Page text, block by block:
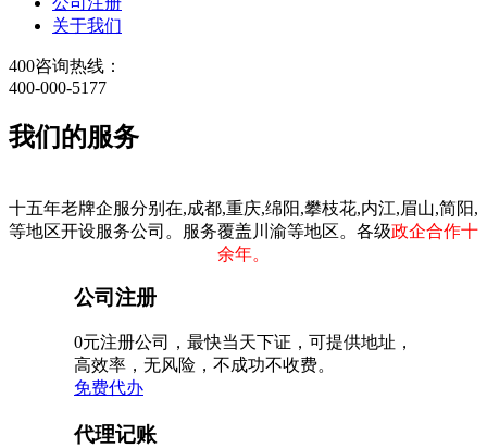
关于我们
400咨询热线：
400-000-5177
我们的服务
十五年老牌企服分别在,成都,重庆,绵阳,攀枝花,内江,眉山,简阳,
等地区开设服务公司。服务覆盖川渝等地区。各级政企合作十
余年。
公司注册
0元注册公司，最快当天下证，可提供地址，
高效率，无风险，不成功不收费。
免费代办
代理记账